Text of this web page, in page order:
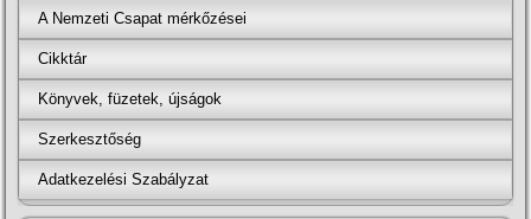
A Nemzeti Csapat mérkőzései
Cikktár
Könyvek, füzetek, újságok
Szerkesztőség
Adatkezelési Szabályzat